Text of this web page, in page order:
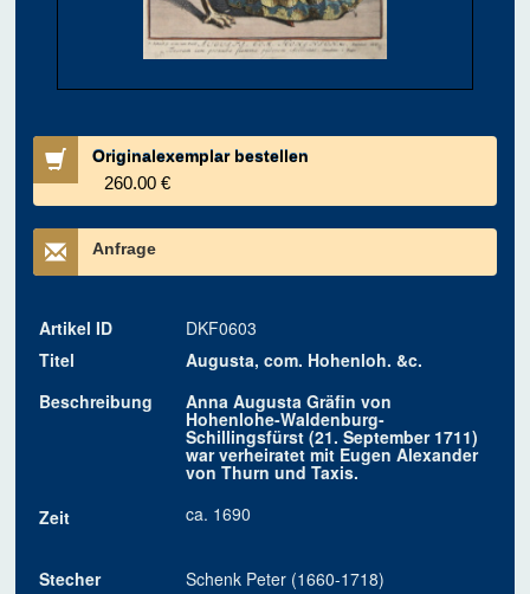
Originalexemplar bestellen
260.00 €
Anfrage
Artikel ID
DKF0603
Titel
Augusta, com. Hohenloh. &c.
Beschreibung
Anna Augusta Gräfin von
Hohenlohe-Waldenburg-
Schillingsfürst (21. September 1711)
war verheiratet mit Eugen Alexander
von Thurn und Taxis.
Zeit
ca. 1690
Stecher
Schenk Peter (1660-1718)